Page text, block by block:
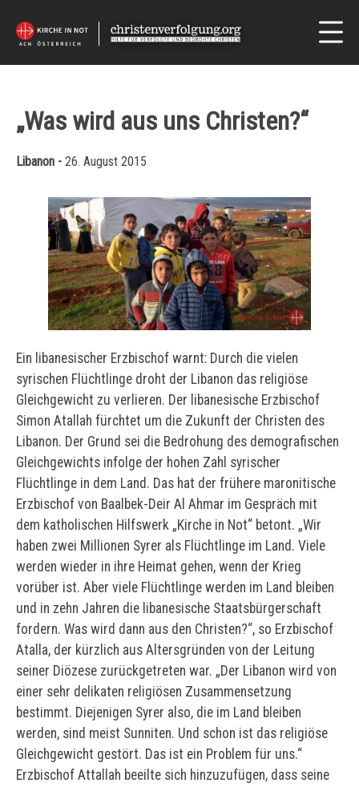
„Was wird aus uns Christen?“
Libanon - 26. August 2015
Ein libanesischer Erzbischof warnt: Durch die vielen
syrischen Flüchtlinge droht der Libanon das religiöse
Gleichgewicht zu verlieren. Der libanesische Erzbischof
Simon Atallah fürchtet um die Zukunft der Christen des
Libanon. Der Grund sei die Bedrohung des demografischen
Gleichgewichts infolge der hohen Zahl syrischer
Flüchtlinge in dem Land. Das hat der frühere maronitische
Erzbischof von Baalbek-Deir Al Ahmar im Gespräch mit
dem katholischen Hilfswerk „Kirche in Not“ betont. „Wir
haben zwei Millionen Syrer als Flüchtlinge im Land. Viele
werden wieder in ihre Heimat gehen, wenn der Krieg
vorüber ist. Aber viele Flüchtlinge werden im Land bleiben
und in zehn Jahren die libanesische Staatsbürgerschaft
fordern. Was wird dann aus den Christen?“, so Erzbischof
Atalla, der kürzlich aus Altersgründen von der Leitung
seiner Diözese zurückgetreten war. „Der Libanon wird von
einer sehr delikaten religiösen Zusammensetzung
bestimmt. Diejenigen Syrer also, die im Land bleiben
werden, sind meist Sunniten. Und schon ist das religiöse
Gleichgewicht gestört. Das ist ein Problem für uns.“
Erzbischof Attallah beeilte sich hinzuzufügen, dass seine